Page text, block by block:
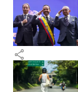
share